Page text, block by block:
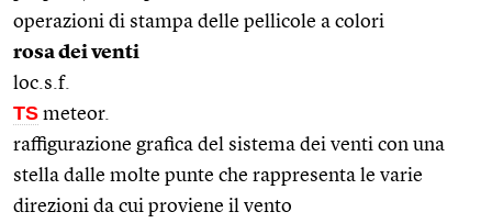
operazioni di stampa delle pellicole a colori
rosa dei venti
loc.s.f.
TS meteor.
raffigurazione grafica del sistema dei venti con una
stella dalle molte punte che rappresenta le varie
direzioni da cui proviene il vento